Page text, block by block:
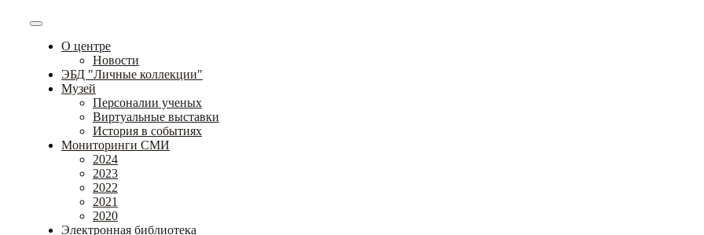
О центре
Новости
ЭБД "Личные коллекции"
Музей
Персоналии ученых
Виртуальные выставки
История в событиях
Мониторинги СМИ
2024
2023
2022
2021
2020
Электронная библиотека